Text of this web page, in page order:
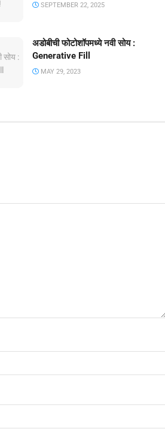
SEPTEMBER 22, 2025
अडोबीची फोटोशॉपमध्ये नवी सोय :
Generative Fill
MAY 29, 2023